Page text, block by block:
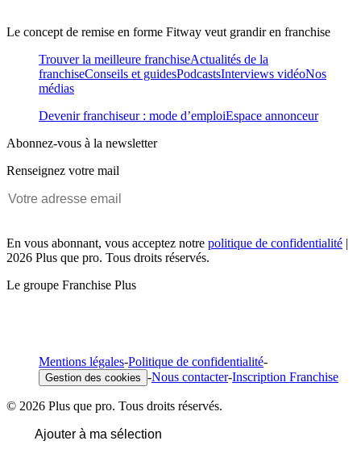
Le concept de remise en forme Fitway veut grandir en franchise
Trouver la meilleure franchiseActualités de la
franchiseConseils et guidesPodcastsInterviews vidéoNos
médias
Devenir franchiseur : mode d’emploiEspace annonceur
Abonnez-vous à la newsletter
Renseignez votre mail
En vous abonnant, vous acceptez notre politique de confidentialité |
2026 Plus que pro. Tous droits réservés.
Le groupe Franchise Plus
Mentions légales-Politique de confidentialité-
Gestion des cookies -Nous contacter-Inscription Franchise
© 2026 Plus que pro. Tous droits réservés.
Ajouter à ma sélection